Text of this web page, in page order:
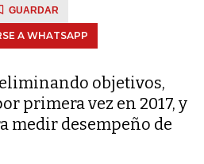
GUARDAR
A WHATSAPP
objetivos,
primera vez en 2017, y
medir desempeño de